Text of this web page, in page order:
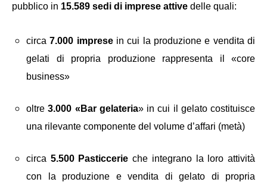
pubblico in 15.589 sedi di imprese attive delle quali:
circa7.000 impresein cui la produzione e vendita di
gelati di propria produzione rappresenta il «core
business»
oltre3.000 «Bar gelateria» in cui il gelato costituisce
una rilevante componente del volume d’affari (metà)
circa 5.500 Pasticcerie che integrano la loro attività
con la produzione e vendita di gelato di propria